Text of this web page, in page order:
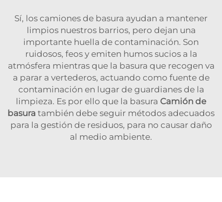
Sí, los camiones de basura ayudan a mantener
limpios nuestros barrios, pero dejan una
importante huella de contaminación. Son
ruidosos, feos y emiten humos sucios a la
atmósfera mientras que la basura que recogen va
a parar a vertederos, actuando como fuente de
contaminación en lugar de guardianes de la
limpieza. Es por ello que la basura Camión de
basura también debe seguir métodos adecuados
para la gestión de residuos, para no causar daño
al medio ambiente.